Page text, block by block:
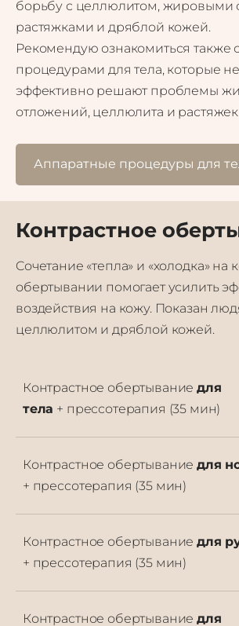
борьбу с целлюлитом, жировыми
растяжками и дряблой кожей.
Рекомендую ознакомиться также
процедурами для тела, которые
эффективно решают проблемы
отложений, целлюлита и растяжек
Аппаратные процедуры для
Контрастное
Cочетание «тепла» и «холодка» на
обертывании помогает усилить
воздействия на кожу. Показан
целлюлитом и дряблой кожей.
Контрастное обертываниедля
тела + прессотерапия (35 мин)
Контрастное обертывание для
+ прессотерапия (35 мин)
Контрастное обертывание для
+ прессотерапия (35 мин)
Контрастное обертывание для